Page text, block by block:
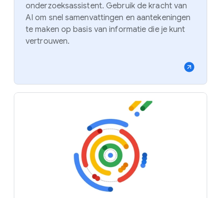
onderzoeksassistent. Gebruik de kracht van
AI om snel samenvattingen en aantekeningen
te maken op basis van informatie die je kunt
vertrouwen.